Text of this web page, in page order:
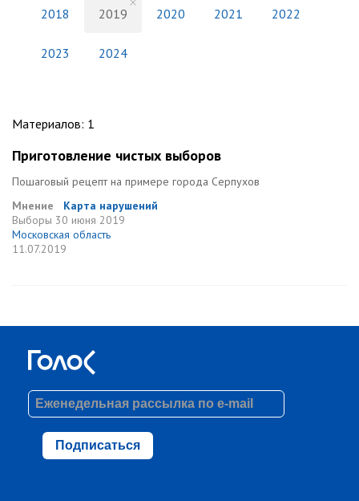
2018 2019 2020 2021 2022
2023 2024
Материалов: 1
Приготовление чистых выборов
Пошаговый рецепт на примере города Серпухов
Мнение
Карта нарушений
Выборы 30 июня 2019
Московская область
11.07.2019
Подписаться